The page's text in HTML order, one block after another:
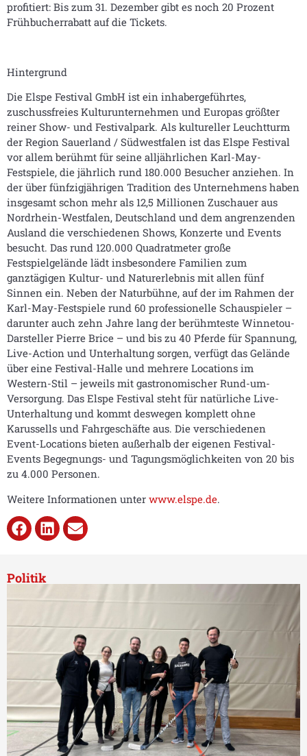
profitiert: Bis zum 31. Dezember gibt es noch 20 Prozent
Frühbucherrabatt auf die Tickets.
Hintergrund
Die Elspe Festival GmbH ist ein inhabergeführtes,
zuschussfreies Kulturunternehmen und Europas größter
reiner Show- und Festivalpark. Als kultureller Leuchtturm
der Region Sauerland / Südwestfalen ist das Elspe Festival
vor allem berühmt für seine alljährlichen Karl-May-
Festspiele, die jährlich rund 180.000 Besucher anziehen. In
der über fünfzigjährigen Tradition des Unternehmens haben
insgesamt schon mehr als 12,5 Millionen Zuschauer aus
Nordrhein-Westfalen, Deutschland und dem angrenzenden
Ausland die verschiedenen Shows, Konzerte und Events
besucht. Das rund 120.000 Quadratmeter große
Festspielgelände lädt insbesondere Familien zum
ganztägigen Kultur- und Naturerlebnis mit allen fünf
Sinnen ein. Neben der Naturbühne, auf der im Rahmen der
Karl-May-Festspiele rund 60 professionelle Schauspieler –
darunter auch zehn Jahre lang der berühmteste Winnetou-
Darsteller Pierre Brice – und bis zu 40 Pferde für Spannung,
Live-Action und Unterhaltung sorgen, verfügt das Gelände
über eine Festival-Halle und mehrere Locations im
Western-Stil – jeweils mit gastronomischer Rund-um-
Versorgung. Das Elspe Festival steht für natürliche Live-
Unterhaltung und kommt deswegen komplett ohne
Karussells und Fahrgeschäfte aus. Die verschiedenen
Event-Locations bieten außerhalb der eigenen Festival-
Events Begegnungs- und Tagungsmöglichkeiten von 20 bis
zu 4.000 Personen.
Weitere Informationen unter www.elspe.de.
Politik